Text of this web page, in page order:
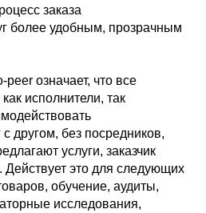
заказа
более удобным, прозрачным
означает, что все
исполнители, так
другом, без посредников,
услуги, заказчик
это для следующих
обучение, аудиты,
исследования,